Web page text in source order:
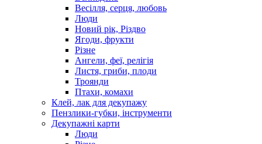
Весілля, серця, любовь
Люди
Новий рік, Різдво
Ягоди, фрукти
Різне
Ангели, феї, релігія
Листя, гриби, плоди
Троянди
Птахи, комахи
Клей, лак для декупажу
Пензлики-губки, інструменти
Декупажні карти
Люди